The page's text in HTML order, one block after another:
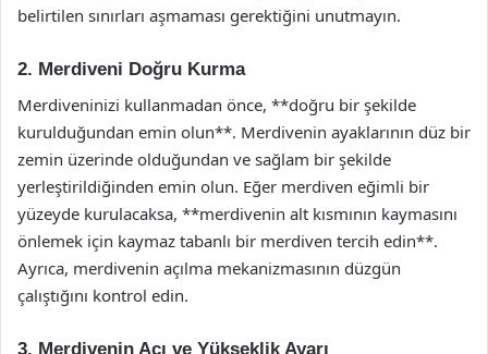
belirtilen sınırları aşmaması gerektiğini unutmayın.
2. Merdiveni Doğru Kurma
Merdiveninizi kullanmadan önce, **doğru bir şekilde
kurulduğundan emin olun**. Merdivenin ayaklarının düz bir
zemin üzerinde olduğundan ve sağlam bir şekilde
yerleştirildiğinden emin olun. Eğer merdiven eğimli bir
yüzeyde kurulacaksa, **merdivenin alt kısmının kaymasını
önlemek için kaymaz tabanlı bir merdiven tercih edin**.
Ayrıca, merdivenin açılma mekanizmasının düzgün
çalıştığını kontrol edin.
3. Merdivenin Açı ve Yükseklik Ayarı